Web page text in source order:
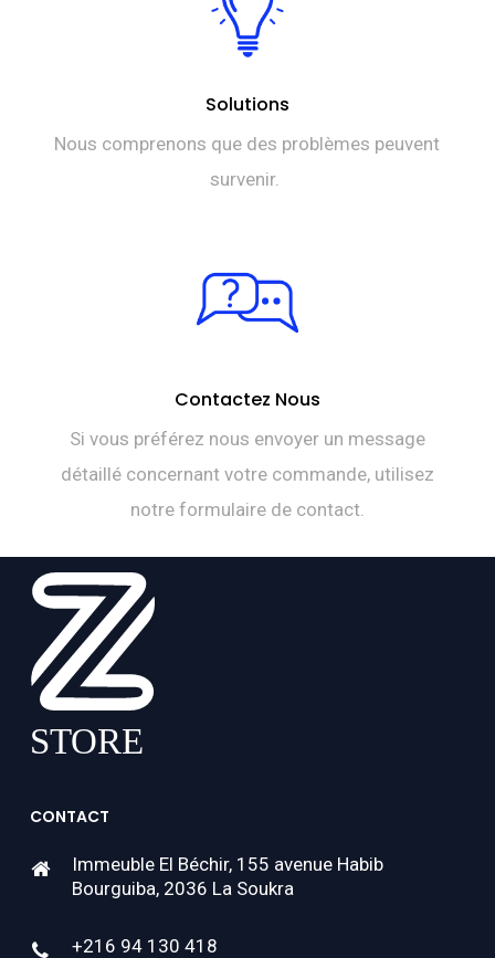
Solutions
Nous comprenons que des problèmes peuvent
survenir.
Contactez Nous
Si vous préférez nous envoyer un message
détaillé concernant votre commande, utilisez
notre formulaire de contact.
CONTACT
Immeuble El Béchir, 155 avenue Habib
Bourguiba, 2036 La Soukra
+216 94 130 418